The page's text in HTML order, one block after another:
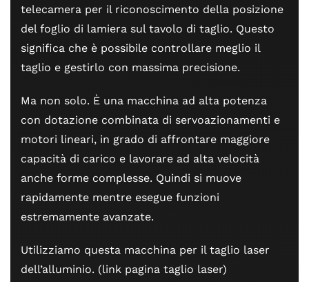
telecamera per il riconoscimento della posizione
del foglio di lamiera sul tavolo di taglio. Questo
significa che è possibile controllare meglio il
taglio e gestirlo con massima precisione.
Ma non solo. È una macchina ad alta potenza
con dotazione combinata di servoazionamenti e
motori lineari, in grado di affrontare maggiore
capacità di carico e lavorare ad alta velocità
anche forme complesse. Quindi si muove
rapidamente mentre esegue funzioni
estremamente avanzate.
Utilizziamo questa macchina per il taglio laser
dell’alluminio. (link pagina taglio laser)